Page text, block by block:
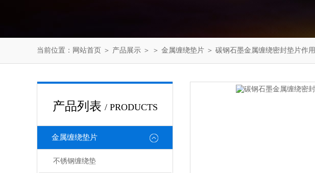
当前位置： 网站首页 ＞ 产品展示 ＞ ＞ 金属缠绕垫片 ＞ 碳钢石墨金属缠绕密封垫片作用
产品列表 / PRODUCTS
金属缠绕垫片
不锈钢缠绕垫